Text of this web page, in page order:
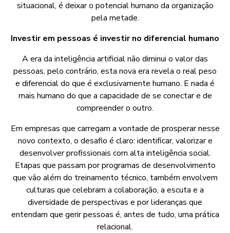
situacional, é deixar o potencial humano da organização
pela metade.
Investir em pessoas é investir no diferencial humano
A era da inteligência artificial não diminui o valor das
pessoas, pelo contrário, esta nova era revela o real peso
e diferencial do que é exclusivamente humano. E nada é
mais humano do que a capacidade de se conectar e de
compreender o outro.
Em empresas que carregam a vontade de prosperar nesse
novo contexto, o desafio é claro: identificar, valorizar e
desenvolver profissionais com alta inteligência social.
Etapas que passam por programas de desenvolvimento
que vão além do treinamento técnico, também envolvem
culturas que celebram a colaboração, a escuta e a
diversidade de perspectivas e por lideranças que
entendam que gerir pessoas é, antes de tudo, uma prática
relacional.